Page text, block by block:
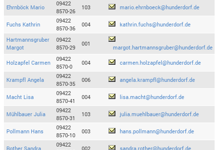
Ehrnböck Mario
09422
8570-26
103 mario.ehrnboeck@hunderdorf.de
Fuchs Kathrin
09422
8570-36
004 kathrin.fuchs@hunderdorf.de
Hartmannsgruber
Margot
09422
8570-29
001
margot.hartmannsgruber@hunderdorf.de
Holzapfel Carmen
09422
8570-0
004 carmen.holzapfel@hunderdorf.de
Krampfl Angela
09422
8570-35
006 angela.krampfl@hunderdorf.de
Macht Lisa
09422
8570-41
004 lisa.macht@hunderdorf.de
Mühlbauer Julia
09422
8570-31
103 julia.muehlbauer@hunderdorf.de
Pollmann Hans
09422
8570-10
003 hans.pollmann@hunderdorf.de
Rother Sandra
09422
002 sandra.rother@hunderdorf.de